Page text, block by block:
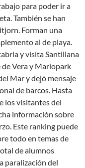
para poder ir a
También se han
Forman una
al de playa.
y visita Santillana
Vera y Mariopark
Mar y dejó mensaje
de barcos. Hasta
los visitantes del
información sobre
Este ranking puede
todo en temas de
de alumnos
paralización del